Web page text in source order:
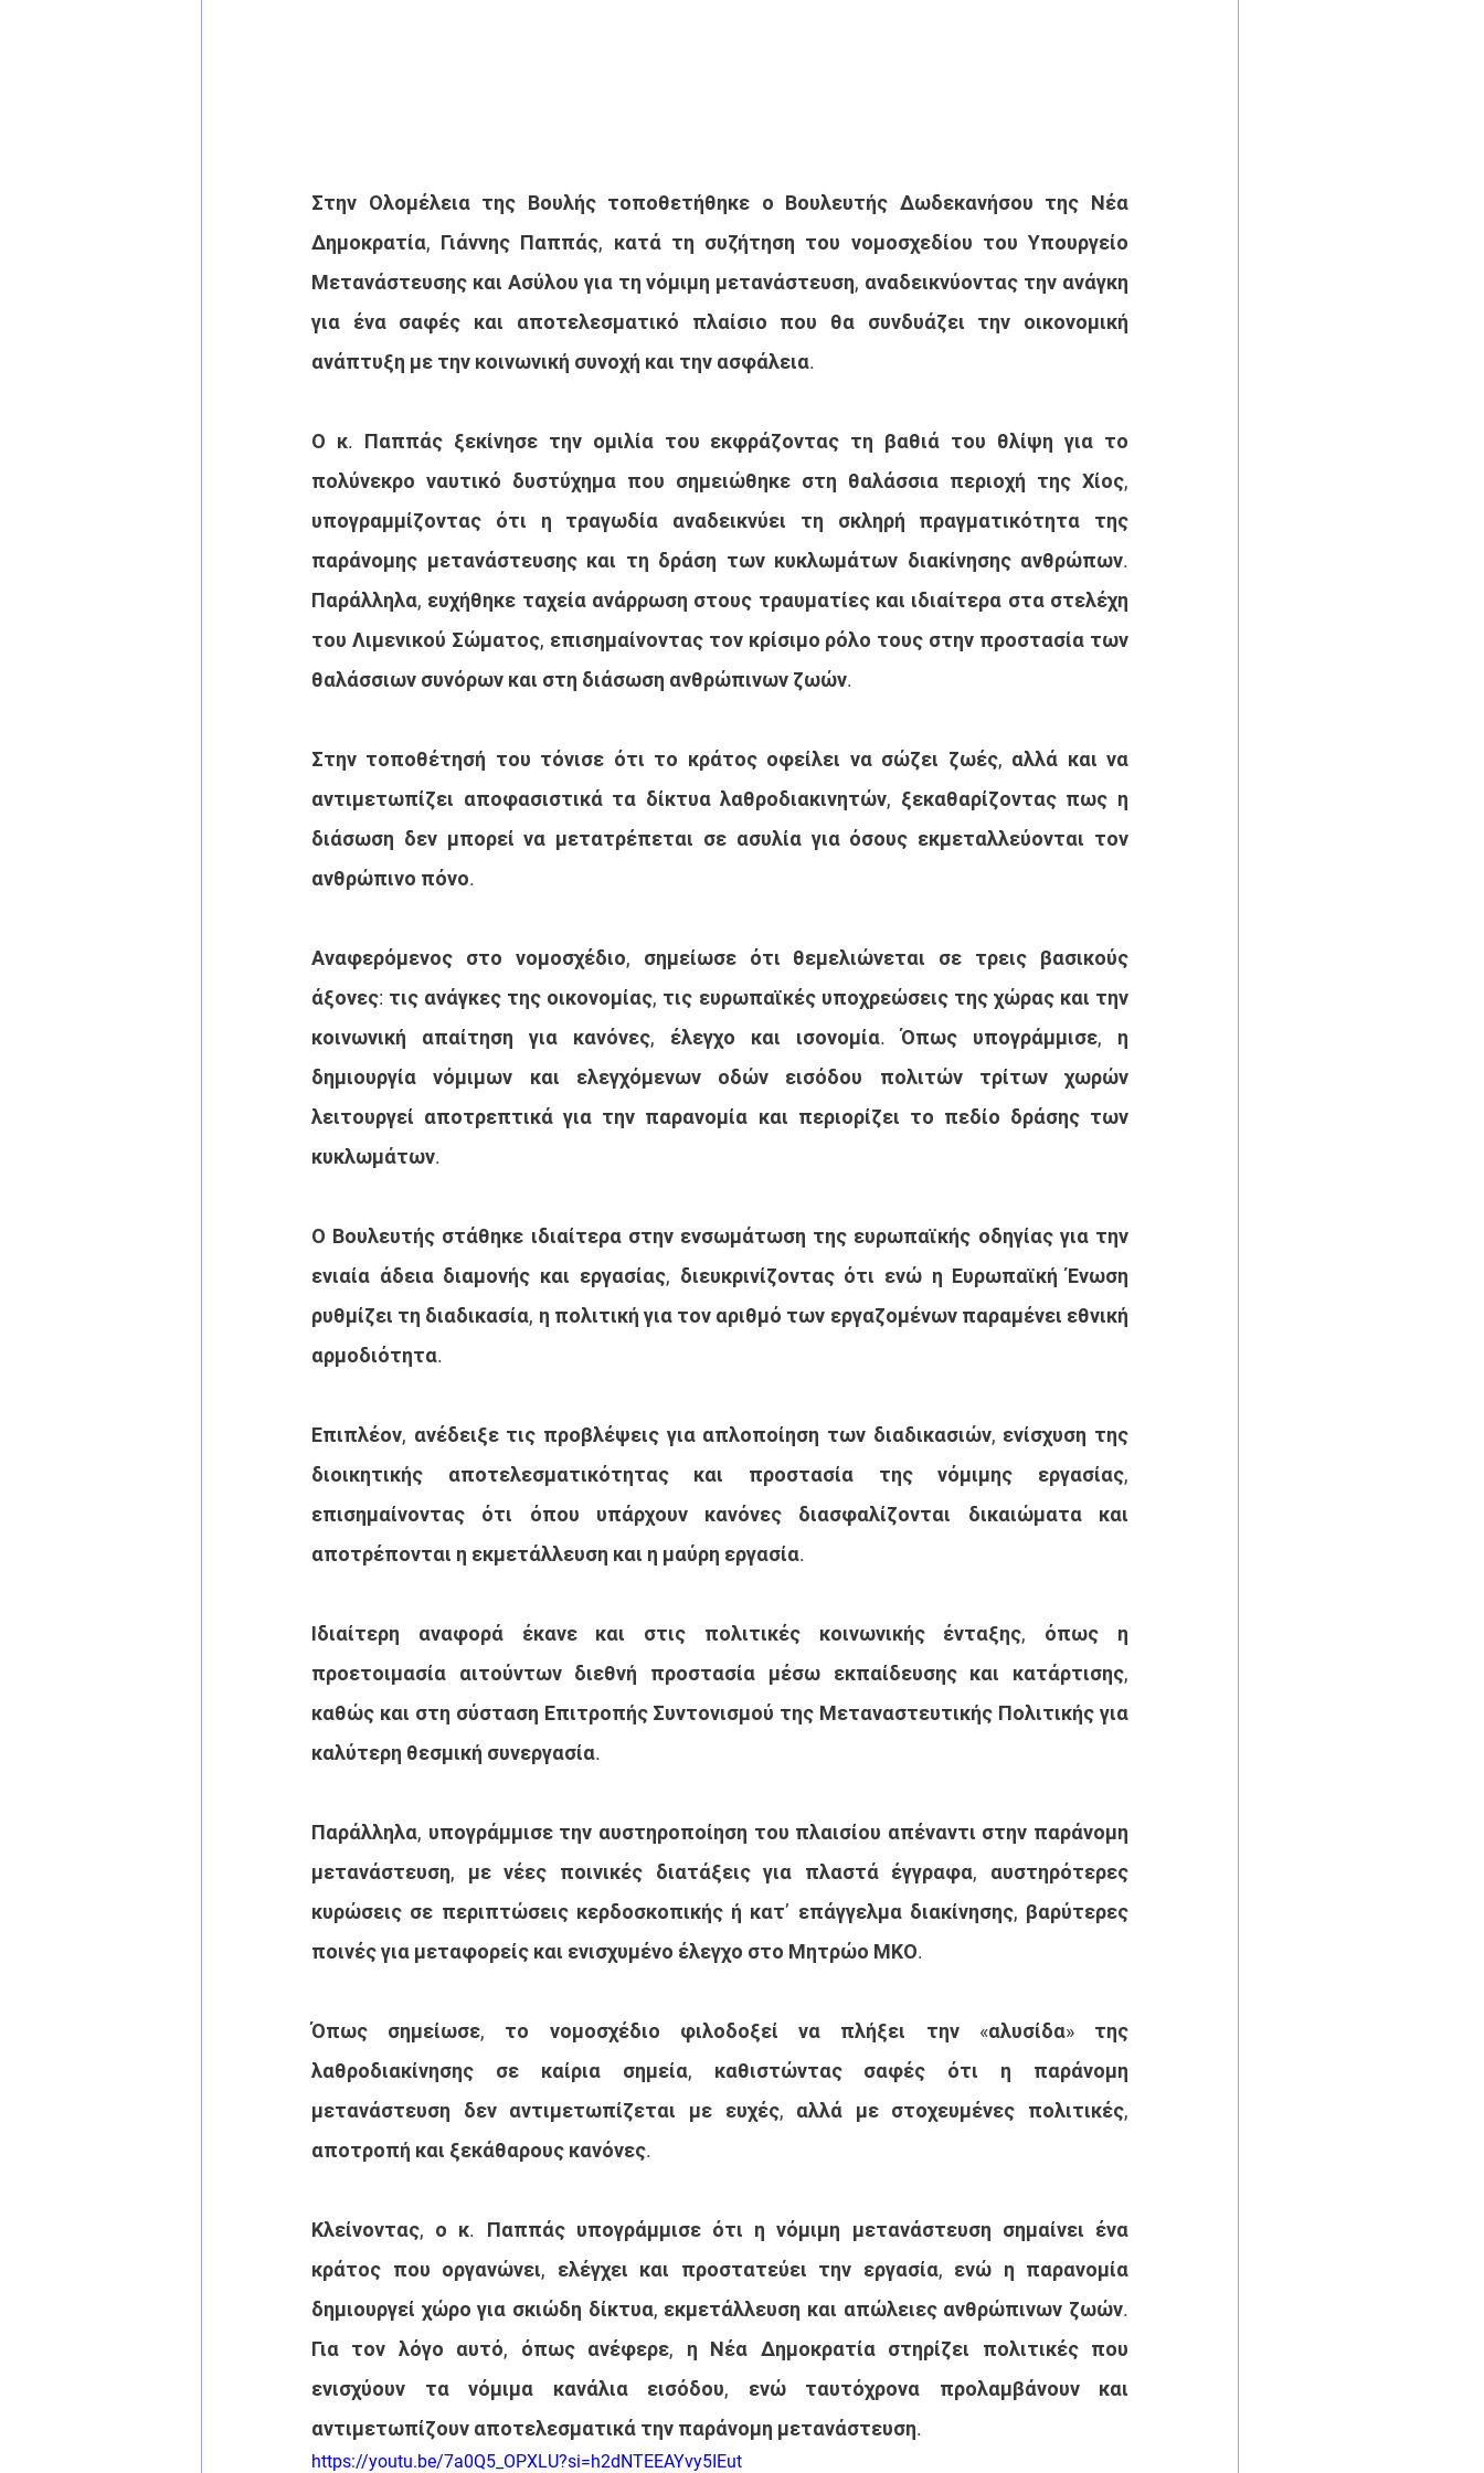
Στην Ολομέλεια της Βουλής τοποθετήθηκε ο Βουλευτής Δωδεκανήσου της Νέα
Δημοκρατία, Γιάννης Παππάς, κατά τη συζήτηση του νομοσχεδίου του Υπουργείο
Μετανάστευσης και Ασύλου για τη νόμιμη μετανάστευση, αναδεικνύοντας την ανάγκη
για ένα σαφές και αποτελεσματικό πλαίσιο που θα συνδυάζει την οικονομική
ανάπτυξη με την κοινωνική συνοχή και την ασφάλεια.
Ο κ. Παππάς ξεκίνησε την ομιλία του εκφράζοντας τη βαθιά του θλίψη για το
πολύνεκρο ναυτικό δυστύχημα που σημειώθηκε στη θαλάσσια περιοχή της Χίος,
υπογραμμίζοντας ότι η τραγωδία αναδεικνύει τη σκληρή πραγματικότητα της
παράνομης μετανάστευσης και τη δράση των κυκλωμάτων διακίνησης ανθρώπων.
Παράλληλα, ευχήθηκε ταχεία ανάρρωση στους τραυματίες και ιδιαίτερα στα στελέχη
του Λιμενικού Σώματος, επισημαίνοντας τον κρίσιμο ρόλο τους στην προστασία των
θαλάσσιων συνόρων και στη διάσωση ανθρώπινων ζωών.
Στην τοποθέτησή του τόνισε ότι το κράτος οφείλει να σώζει ζωές, αλλά και να
αντιμετωπίζει αποφασιστικά τα δίκτυα λαθροδιακινητών, ξεκαθαρίζοντας πως η
διάσωση δεν μπορεί να μετατρέπεται σε ασυλία για όσους εκμεταλλεύονται τον
ανθρώπινο πόνο.
Αναφερόμενος στο νομοσχέδιο, σημείωσε ότι θεμελιώνεται σε τρεις βασικούς
άξονες: τις ανάγκες της οικονομίας, τις ευρωπαϊκές υποχρεώσεις της χώρας και την
κοινωνική απαίτηση για κανόνες, έλεγχο και ισονομία. Όπως υπογράμμισε, η
δημιουργία νόμιμων και ελεγχόμενων οδών εισόδου πολιτών τρίτων χωρών
λειτουργεί αποτρεπτικά για την παρανομία και περιορίζει το πεδίο δράσης των
κυκλωμάτων.
Ο Βουλευτής στάθηκε ιδιαίτερα στην ενσωμάτωση της ευρωπαϊκής οδηγίας για την
ενιαία άδεια διαμονής και εργασίας, διευκρινίζοντας ότι ενώ η Ευρωπαϊκή Ένωση
ρυθμίζει τη διαδικασία, η πολιτική για τον αριθμό των εργαζομένων παραμένει εθνική
αρμοδιότητα.
Επιπλέον, ανέδειξε τις προβλέψεις για απλοποίηση των διαδικασιών, ενίσχυση της
διοικητικής αποτελεσματικότητας και προστασία της νόμιμης εργασίας,
επισημαίνοντας ότι όπου υπάρχουν κανόνες διασφαλίζονται δικαιώματα και
αποτρέπονται η εκμετάλλευση και η μαύρη εργασία.
Ιδιαίτερη αναφορά έκανε και στις πολιτικές κοινωνικής ένταξης, όπως η
προετοιμασία αιτούντων διεθνή προστασία μέσω εκπαίδευσης και κατάρτισης,
καθώς και στη σύσταση Επιτροπής Συντονισμού της Μεταναστευτικής Πολιτικής για
καλύτερη θεσμική συνεργασία.
Παράλληλα, υπογράμμισε την αυστηροποίηση του πλαισίου απέναντι στην παράνομη
μετανάστευση, με νέες ποινικές διατάξεις για πλαστά έγγραφα, αυστηρότερες
κυρώσεις σε περιπτώσεις κερδοσκοπικής ή κατ’ επάγγελμα διακίνησης, βαρύτερες
ποινές για μεταφορείς και ενισχυμένο έλεγχο στο Μητρώο ΜΚΟ.
Όπως σημείωσε, το νομοσχέδιο φιλοδοξεί να πλήξει την «αλυσίδα» της
λαθροδιακίνησης σε καίρια σημεία, καθιστώντας σαφές ότι η παράνομη
μετανάστευση δεν αντιμετωπίζεται με ευχές, αλλά με στοχευμένες πολιτικές,
αποτροπή και ξεκάθαρους κανόνες.
Κλείνοντας, ο κ. Παππάς υπογράμμισε ότι η νόμιμη μετανάστευση σημαίνει ένα
κράτος που οργανώνει, ελέγχει και προστατεύει την εργασία, ενώ η παρανομία
δημιουργεί χώρο για σκιώδη δίκτυα, εκμετάλλευση και απώλειες ανθρώπινων ζωών.
Για τον λόγο αυτό, όπως ανέφερε, η Νέα Δημοκρατία στηρίζει πολιτικές που
ενισχύουν τα νόμιμα κανάλια εισόδου, ενώ ταυτόχρονα προλαμβάνουν και
αντιμετωπίζουν αποτελεσματικά την παράνομη μετανάστευση.
https://youtu.be/7a0Q5_OPXLU?si=h2dNTEEAYvy5IEut